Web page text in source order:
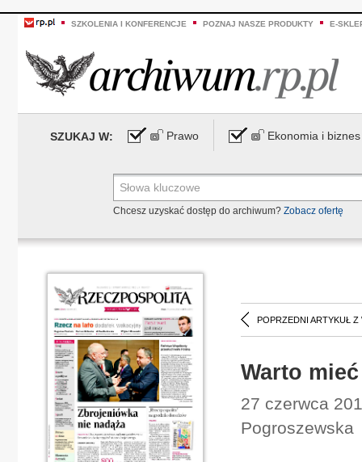
SZKOLENIA I KONFERENCJE POZNAJ NASZE PRODUKTY E-
SZUKAJ W: Prawo Ekonomia i biznes
Chcesz uzyskać dostęp do archiwum? Zobacz ofertę
POPRZEDNI ARTYKUŁ Z
Warto
27 czerwca
Pogroszewska